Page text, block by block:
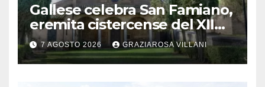
Gallese celebra San Famiano,
eremita cistercense del XII
secolo
7 AGOSTO 2026 GRAZIAROSA VILLANI